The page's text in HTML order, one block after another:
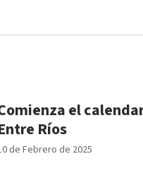
de Febrero de 2025
el
Ríos